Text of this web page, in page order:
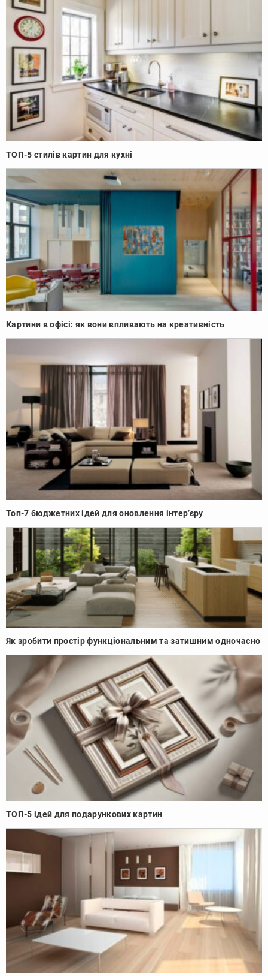
ТОП-5 стилів картин для кухні
Картини в офісі: як вони впливають на креативність
Топ-7 бюджетних ідей для оновлення інтер’єру
Як зробити простір функціональним та затишним одночасно
ТОП-5 ідей для подарункових картин